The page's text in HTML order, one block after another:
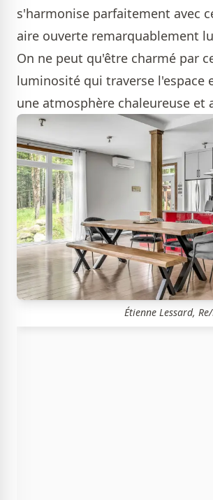
s'harmonise parfaitement avec
aire ouverte remarquablement
On ne peut qu'être charmé par
luminosité qui traverse l'espace
une atmosphère chaleureuse et
Étienne Lessard,